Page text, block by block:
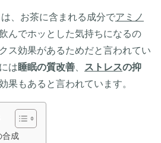
、お茶に含まれる成分でアミノ
んでホッとした気持ちになるの
ス効果があるためだと言われてい
は睡眠の質改善 ストレスの抑
果もあると言われています。
合成